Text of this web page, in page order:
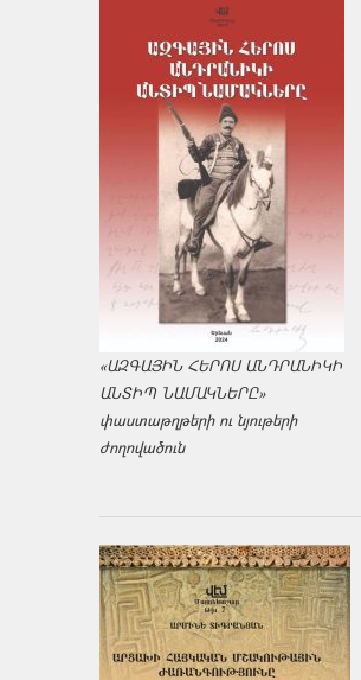
«ԱԶԳԱՅԻՆ ՀԵՐՈՍ ԱՆԴՐԱՆԻԿԻ
ԱՆՏԻՊ ՆԱՄԱԿՆԵՐԸ»
փաստաթղթերի ու նյութերի
ժողովածուն